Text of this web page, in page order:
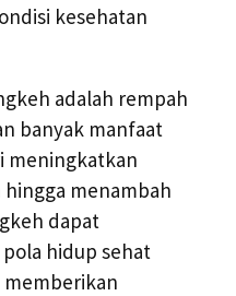
kesehatan
adalah rempah
banyak manfaat
meningkatkan
menambah
dapat
hidup sehat
memberikan